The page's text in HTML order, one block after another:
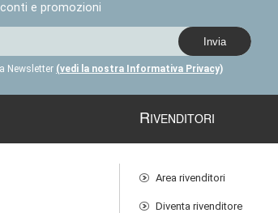
e promozioni
Newsletter (vedi la nostra Informativa Privacy)
R IVENDITORI
Area rivenditori
Diventa rivenditore